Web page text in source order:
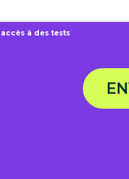
à des tests